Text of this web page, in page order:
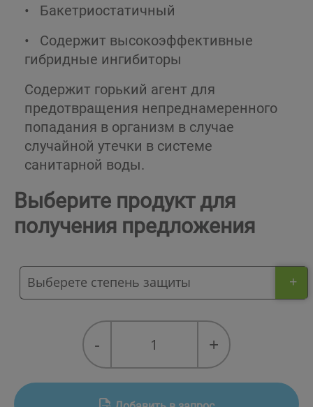
•
Бакетриостатичный
•
Содержит высокоэффективные
гибридные ингибиторы
Cодержит горький агент для
предотвращения непреднамеренного
попадания в организм в случае
случайной утечки в системе
санитарной воды.
Выберите продукт для
получения предложения
+
Greenway®
N
- +